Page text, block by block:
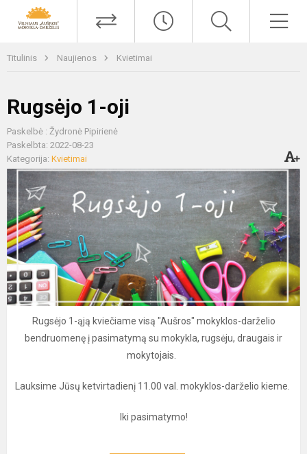
Titulinis Naujienos Kvietimai
Rugsėjo 1-oji
Paskelbė : Žydronė Pipirienė
Paskelbta: 2022-08-23
Kategorija: Kvietimai
Rugsėjo 1-ąją kviečiame visą "Aušros" mokyklos-darželio
bendruomenę į pasimatymą su mokykla, rugsėju, draugais ir
mokytojais.
Lauksime Jūsų ketvirtadienį 11.00 val. mokyklos-darželio kieme.
Iki pasimatymo!